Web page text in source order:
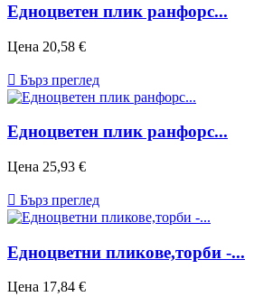
Едноцветен плик ранфорс...
Цена 20,58 €
 Бърз преглед
Едноцветен плик ранфорс...
Цена 25,93 €
 Бърз преглед
Едноцветни пликове,торби -...
Цена 17,84 €